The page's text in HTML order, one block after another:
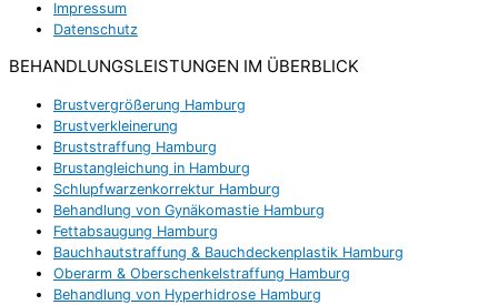
Impressum
Datenschutz
BEHANDLUNGSLEISTUNGEN IM ÜBERBLICK
Brustvergrößerung Hamburg
Brustverkleinerung
Bruststraffung Hamburg
Brustangleichung in Hamburg
Schlupfwarzenkorrektur Hamburg
Behandlung von Gynäkomastie Hamburg
Fettabsaugung Hamburg
Bauchhautstraffung & Bauchdeckenplastik Hamburg
Oberarm & Oberschenkelstraffung Hamburg
Behandlung von Hyperhidrose Hamburg